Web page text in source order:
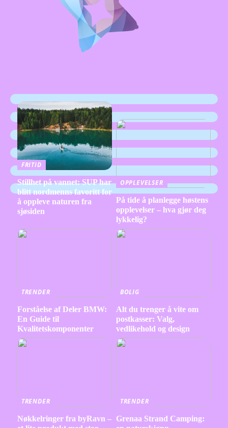
FRITID
Stillhet på vannet: SUP har
blitt nordmenns favoritt for
å oppleve naturen fra
sjøsiden
OPPLEVELSER
På tide å planlegge høstens
opplevelser – hva gjør deg
lykkelig?
TRENDER
Forståelse af Deler BMW:
En Guide til
Kvalitetskomponenter
BOLIG
Alt du trenger å vite om
postkasser: Valg,
vedlikehold og design
TRENDER
Nøkkelringer fra byRavn –
TRENDER
Grenaa Strand Camping: